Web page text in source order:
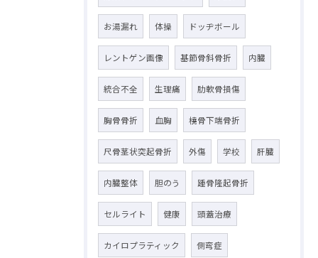
お湯漏れ 体操 ドッヂボール
レントゲン画像 基節骨斜骨折 内臓
統合不全 生理痛 肋軟骨損傷
胸骨骨折 血胸 橈骨下端骨折
尺骨茎状突起骨折 外傷 学校 肝臓
内臓整体 胆のう 踵骨隆起骨折
セルライト 健康 頭蓋治療
カイロプラティック 側弯症